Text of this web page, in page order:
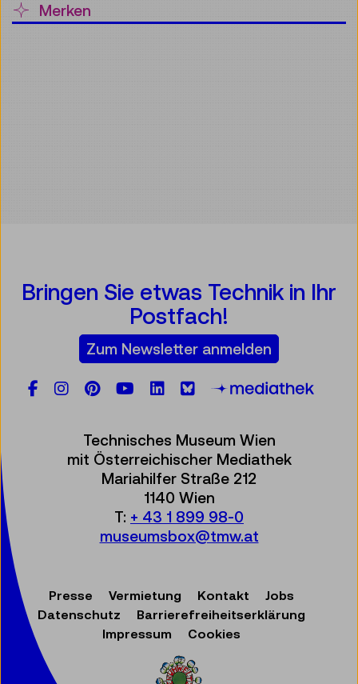
Merken
Bringen Sie etwas Technik in Ihr
Postfach!
Zum Newsletter anmelden
Facebook
Instagram
Pinterest
YouTube
LinkedIn
Bluesky
Technisches Museum Wien
mit Österreichischer Mediathek
Mariahilfer Straße 212
1140 Wien
T: + 43 1 899 98-0
museumsbox@tmw.at
Presse Vermietung Kontakt
Jobs
Datenschutz
Barrierefreiheitserklärung
Impressum
Cookies